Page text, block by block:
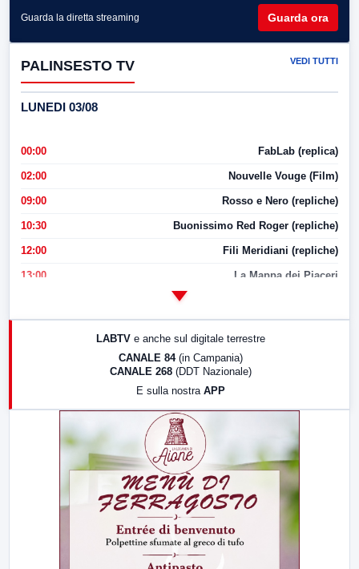
Guarda la diretta streaming Guarda ora
PALINSESTO TV VEDI TUTTI
LUNEDI 03/08
00:00 FabLab (replica)
02:00 Nouvelle Vouge (Film)
09:00 Rosso e Nero (repliche)
10:30 Buonissimo Red Roger (repliche)
12:00 Fili Meridiani (repliche)
13:00 La Mappa dei Piaceri
LABTV e anche sul digitale terrestre
CANALE 84 (in Campania)
CANALE 268 (DDT Nazionale)
E sulla nostra APP